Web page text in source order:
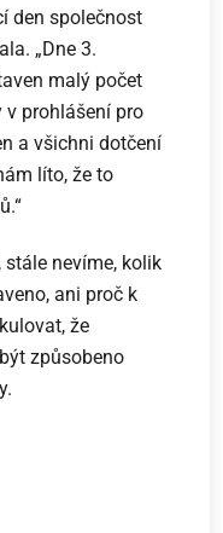
den společnost
„Dne 3.
malý počet
v prohlášení pro
a všichni dotčení
líto, že to
stále nevíme, kolik
ani proč k
že
způsobeno